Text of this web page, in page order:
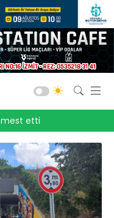
Onurcan Piri: Kocaeli Stadı’nın